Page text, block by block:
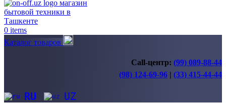
0 items
Каталог товаров
Call-центр: (99) 089-88-44
(98) 124-69-96 | (33) 415-44-44
RU UZ